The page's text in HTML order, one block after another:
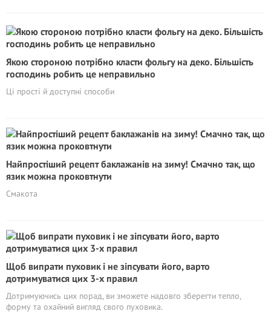
Якою стороною потрібно класти фольгу на деко. Більшість
господинь робить це неправильно
Ці прості й доступні способи
Найпростіший рецепт баклажанів на зиму! Смачно так, що
язик можна проковтнути
Смакота
Щоб випрати пуховик і не зіпсувати його, варто
дотримуватися цих 3-х правил
Дотримуючись цих порад, ви зможете надовго зберегти тепло,
форму та охайний вигляд свого пуховика.